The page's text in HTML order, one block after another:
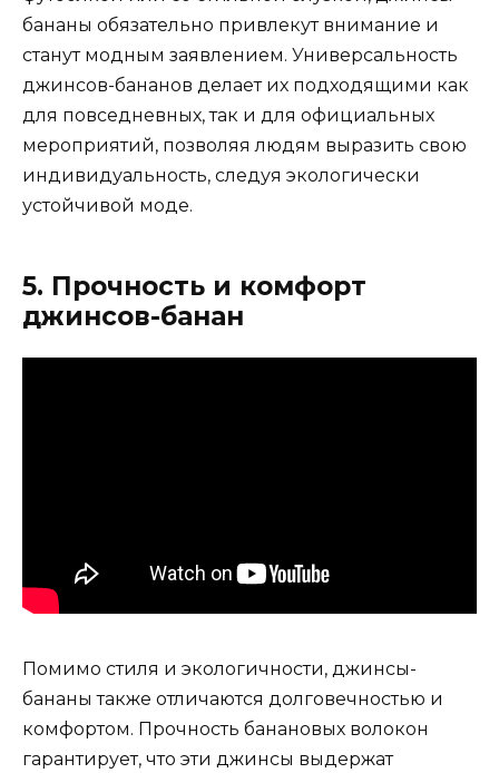
бананы обязательно привлекут внимание и
станут модным заявлением. Универсальность
джинсов-бананов делает их подходящими как
для повседневных, так и для официальных
мероприятий, позволяя людям выразить свою
индивидуальность, следуя экологически
устойчивой моде.
5. Прочность и комфорт
джинсов-банан
Помимо стиля и экологичности, джинсы-
бананы также отличаются долговечностью и
комфортом. Прочность банановых волокон
гарантирует, что эти джинсы выдержат